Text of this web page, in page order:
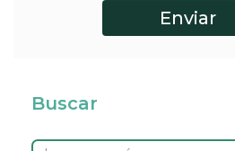
Buscar